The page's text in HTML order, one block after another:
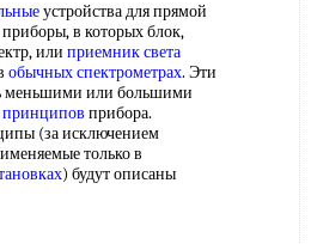
устройства для прямой
в которых блок,
или приемник света
обычных спектрометрах. Эти
меньшими или большими
прибора.
(за исключением
только в
) будут описаны